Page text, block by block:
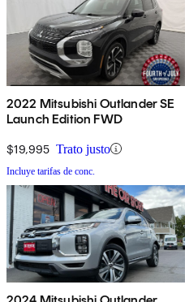
2022 Mitsubishi Outlander SE
Launch Edition FWD
$19,995 Trato justo
Incluye tarifas de conc.